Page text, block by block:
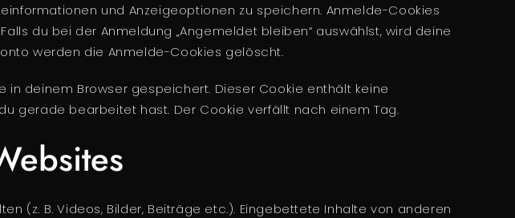
und Anzeigeoptionen zu speichern. Anmelde-Cookies
du bei der Anmeldung „Angemeldet bleiben“ auswählst, wird deine
werden die Anmelde-Cookies gelöscht.
deinem Browser gespeichert. Dieser Cookie enthält keine
gerade bearbeitet hast. Der Cookie verfällt nach einem Tag.
(z. B. Videos, Bilder, Beiträge etc.). Eingebettete Inhalte von anderen